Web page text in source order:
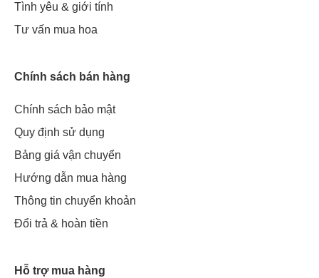
Tình yêu & giới tính
Tư vấn mua hoa
Chính sách bán hàng
Chính sách bảo mật
Quy định sử dụng
Bảng giá vận chuyển
Hướng dẫn mua hàng
Thông tin chuyển khoản
Đổi trả & hoàn tiền
Hỗ trợ mua hàng